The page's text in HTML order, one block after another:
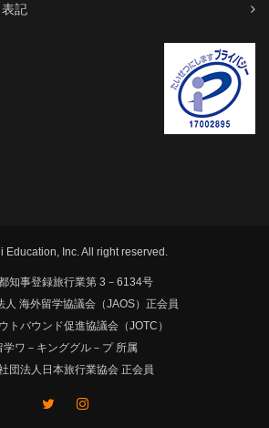
記
Education, Inc. All right reserved.
知事登録旅行業第 3－6134号
人 海外留学協議会（JAOS）正会員
トバウンド促進協議会（JOTC）
学ワ－キンググル－プ 所属
団法人日本旅行業協会 正会員